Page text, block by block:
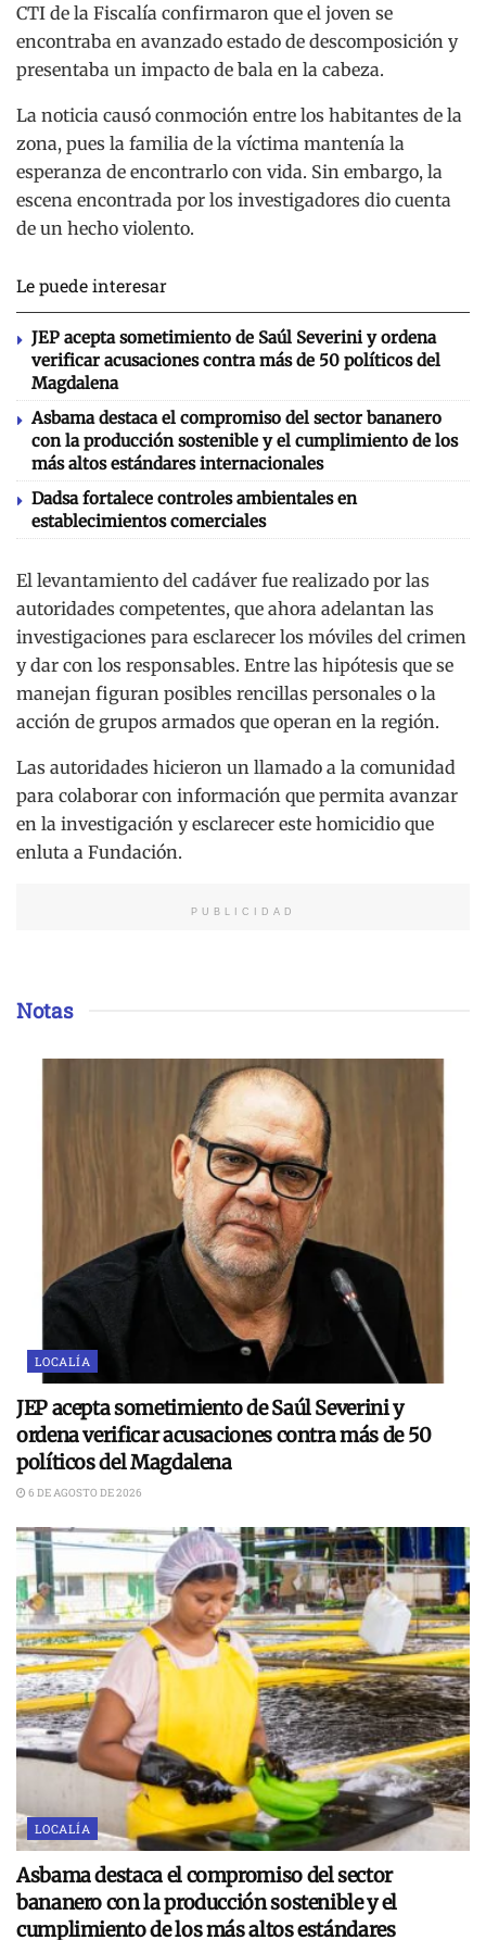
CTI de la Fiscalía confirmaron que el joven se
encontraba en avanzado estado de descomposición y
presentaba un impacto de bala en la cabeza.
La noticia causó conmoción entre los habitantes de la
zona, pues la familia de la víctima mantenía la
esperanza de encontrarlo con vida. Sin embargo, la
escena encontrada por los investigadores dio cuenta
de un hecho violento.
Le puede interesar
JEP acepta sometimiento de Saúl Severini y ordena
verificar acusaciones contra más de 50 políticos del
Magdalena
Asbama destaca el compromiso del sector bananero
con la producción sostenible y el cumplimiento de los
más altos estándares internacionales
Dadsa fortalece controles ambientales en
establecimientos comerciales
El levantamiento del cadáver fue realizado por las
autoridades competentes, que ahora adelantan las
investigaciones para esclarecer los móviles del crimen
y dar con los responsables. Entre las hipótesis que se
manejan figuran posibles rencillas personales o la
acción de grupos armados que operan en la región.
Las autoridades hicieron un llamado a la comunidad
para colaborar con información que permita avanzar
en la investigación y esclarecer este homicidio que
enluta a Fundación.
PUBLICIDAD
Notas
LOCALÍA
JEP acepta sometimiento de Saúl Severini y
ordena verificar acusaciones contra más de 50
políticos del Magdalena
6 DE AGOSTO DE 2026
LOCALÍA
Asbama destaca el compromiso del sector
bananero con la producción sostenible y el
cumplimiento de los más altos estándares